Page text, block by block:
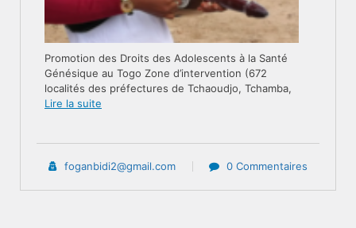
Promotion des Droits des Adolescents à la Santé
Génésique au Togo Zone d’intervention (672
localités des préfectures de Tchaoudjo, Tchamba,
Lire la suite
foganbidi2@gmail.com 0 Commentaires